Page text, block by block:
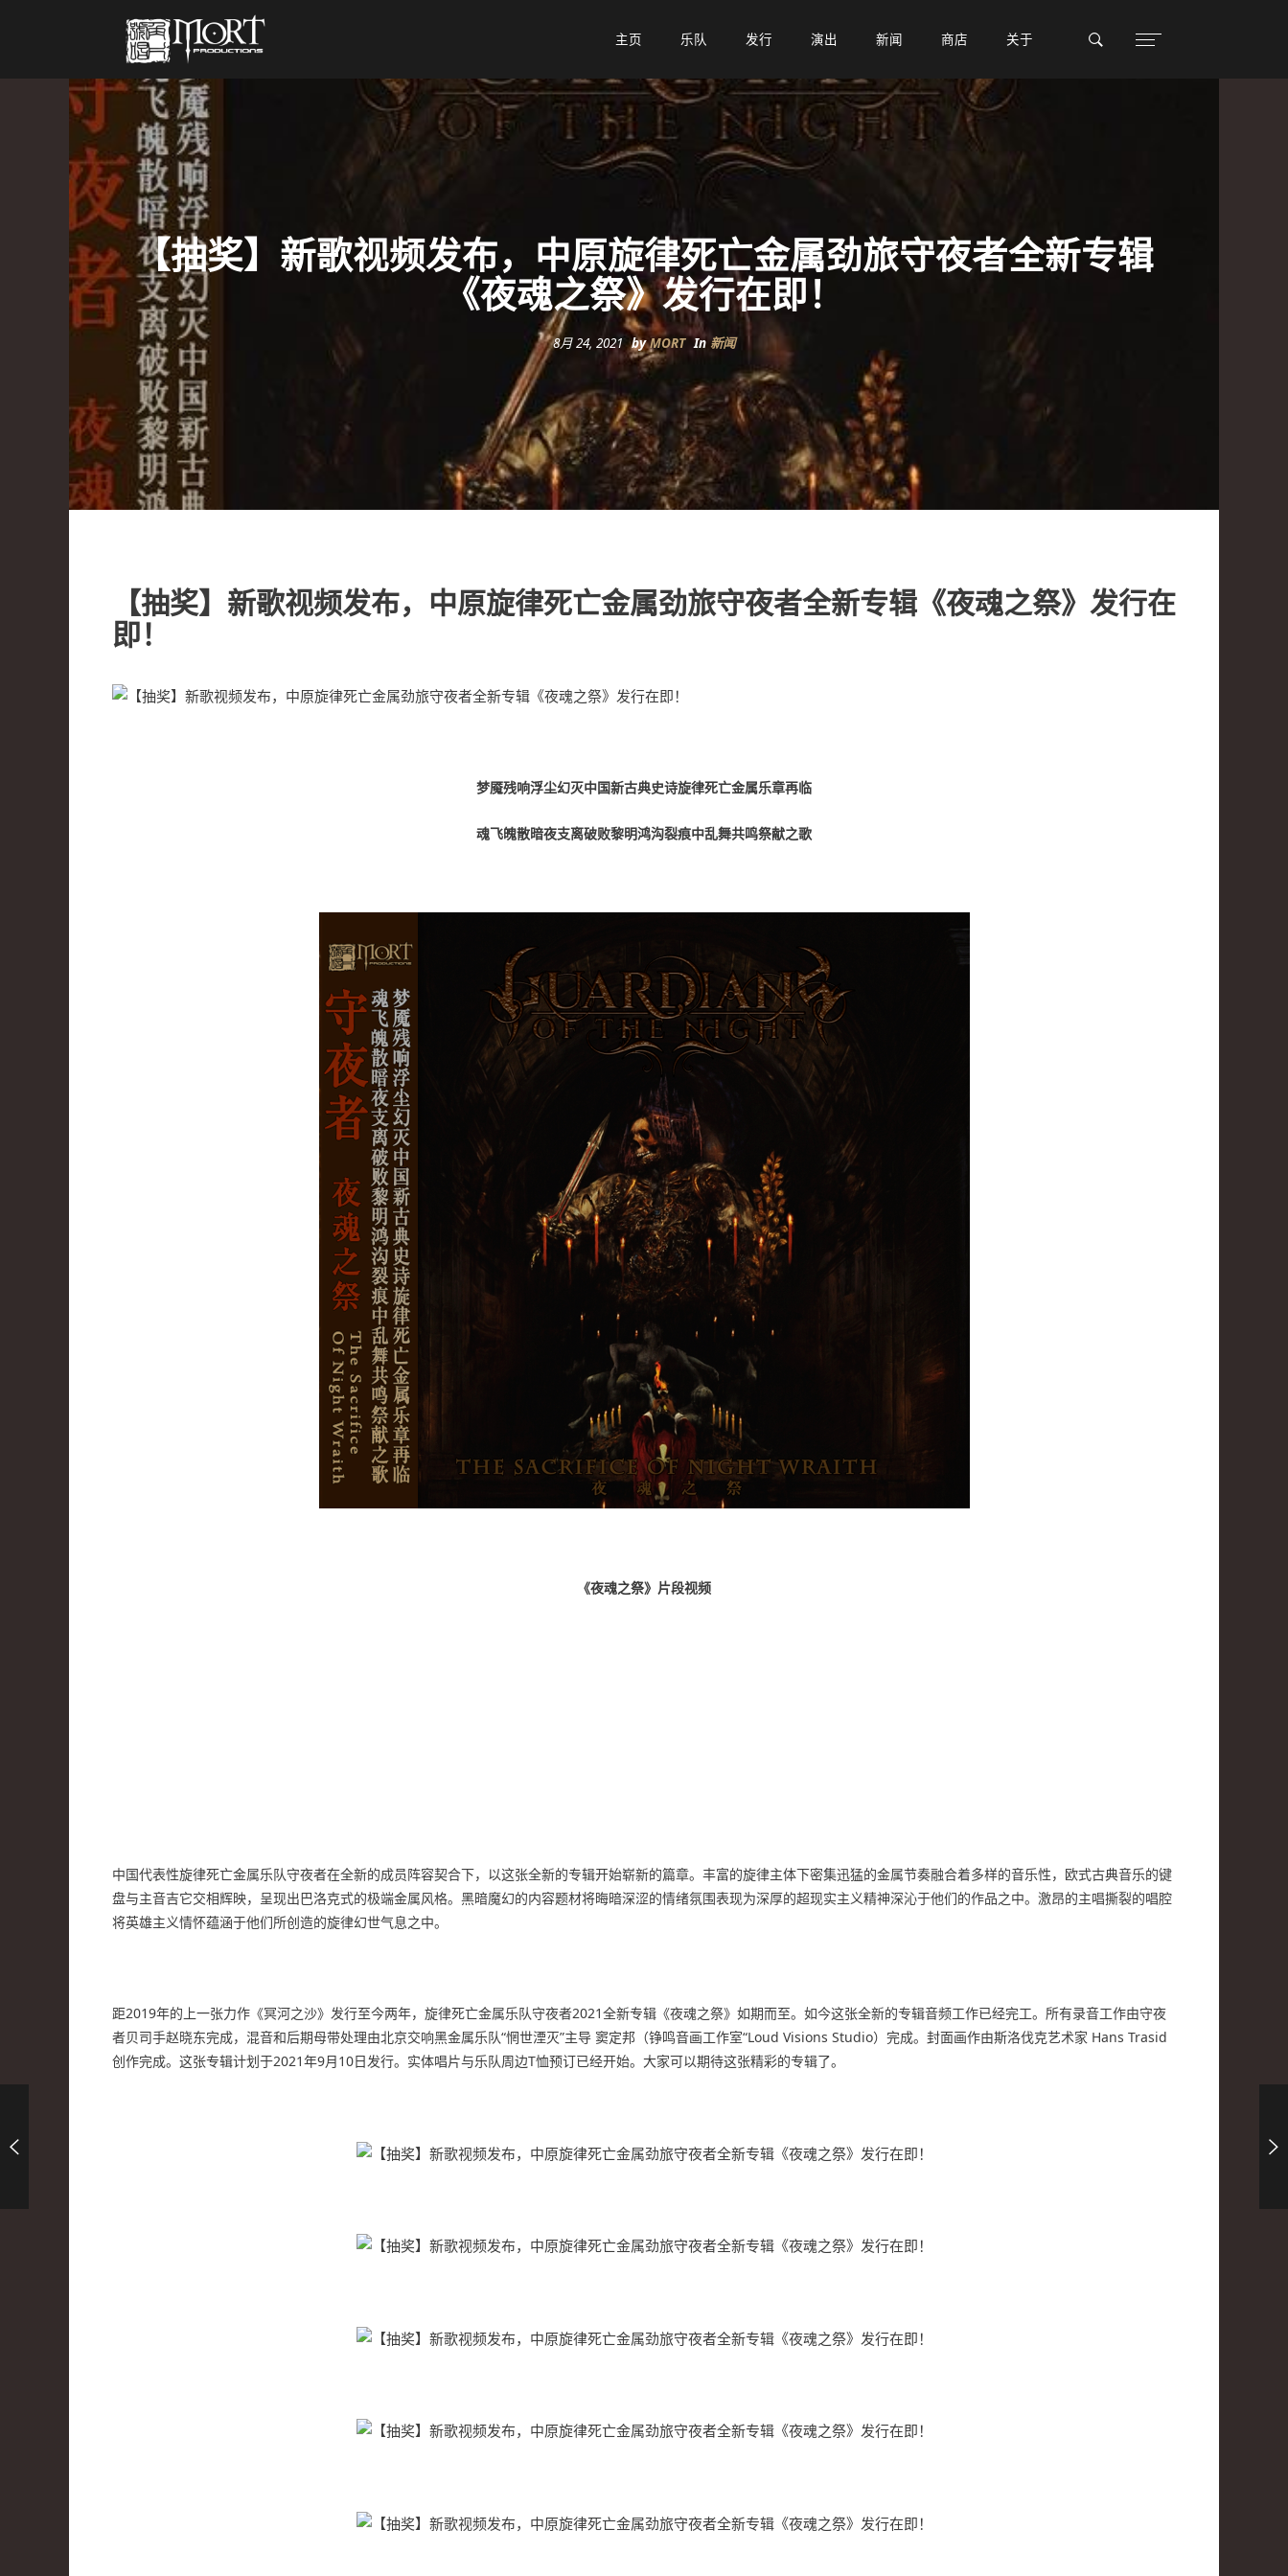
主页
主页 乐队
乐队 发行
发行 演出
演出 新闻
新闻 商店
商店 关于
关于
【抽奖】新歌视频发布，中原旋律死亡金属劲旅守夜者全新专辑
《夜魂之祭》发行在即！
8月 24, 2021 byMORT In新闻
【抽奖】新歌视频发布，中原旋律死亡金属劲旅守夜者全新专辑《夜魂之祭》发行在
即！
梦魇残响浮尘幻灭中国新古典史诗旋律死亡金属乐章再临
魂飞魄散暗夜支离破败黎明鸿沟裂痕中乱舞共鸣祭献之歌
《夜魂之祭》片段视频
中国代表性旋律死亡金属乐队守夜者在全新的成员阵容契合下，以这张全新的专辑开始崭新的篇章。丰富的旋律主体下密集迅猛的金属节奏融合着多样的音乐性，欧式古典音乐的键
盘与主音吉它交相辉映，呈现出巴洛克式的极端金属风格。黑暗魔幻的内容题材将晦暗深涩的情绪氛围表现为深厚的超现实主义精神深沁于他们的作品之中。激昂的主唱撕裂的唱腔
将英雄主义情怀蕴涵于他们所创造的旋律幻世气息之中。
距2019年的上一张力作《冥河之沙》发行至今两年，旋律死亡金属乐队守夜者2021全新专辑《夜魂之祭》如期而至。如今这张全新的专辑音频工作已经完工。所有录音工作由守夜
者贝司手赵晓东完成，混音和后期母带处理由北京交响黑金属乐队“惘世湮灭”主导 窦定邦（铮鸣音画工作室“Loud Visions Studio）完成。封面画作由斯洛伐克艺术家 Hans Trasid
创作完成。这张专辑计划于2021年9月10日发行。实体唱片与乐队周边T恤预订已经开始。大家可以期待这张精彩的专辑了。